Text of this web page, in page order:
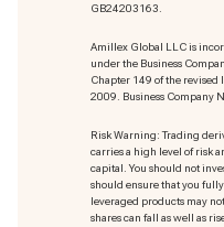
GB24203163.
Amillex Global LLC is
under the Business
Chapter 149 of the revised
2009. Business Company
Risk Warning: Trading
carries a high level of risk
capital. You should not
should ensure that you
leveraged products may
shares can fall as well as